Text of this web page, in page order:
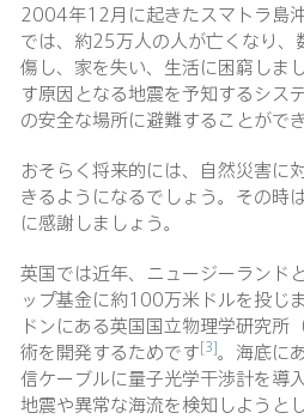
2004年12月に起きたスマトラ島
では、約25万人の人が亡くなり、
傷し、家を失い、生活に困窮しま
す原因となる地震を予知するシス
の安全な場所に避難することがで
おそらく将来的には、自然災害に
きるようになるでしょう。その時
に感謝しましょう。
英国では近年、ニュージーランド
ップ基金に約100万米ドルを投じ
ドンにある英国国立物理学研究所
術を開発するためです[3]。海底に
信ケーブルに量子光学干渉計を導
地震や異常な海流を検知しようと